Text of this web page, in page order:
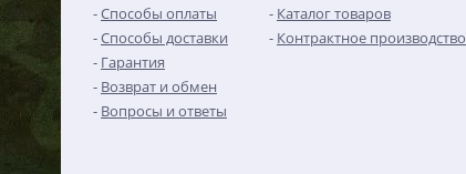
Способы оплаты
Способы доставки
Гарантия
Возврат и обмен
Вопросы и ответы
Каталог товаров
Контрактное производство